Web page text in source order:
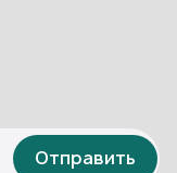
Отправить